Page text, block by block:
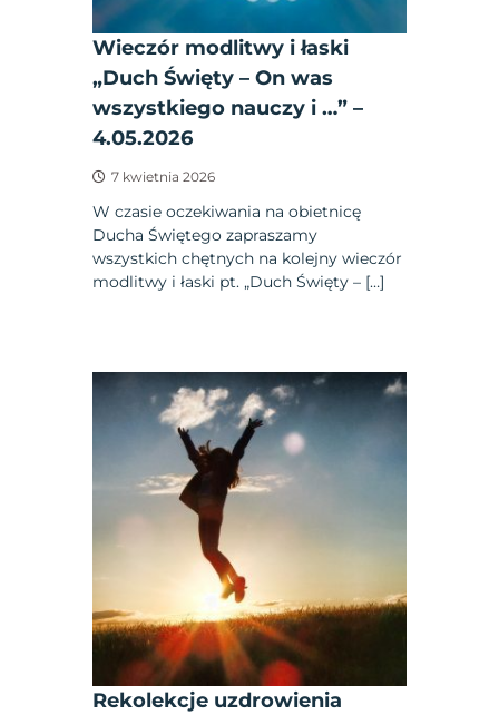
Wieczór modlitwy i łaski
„Duch Święty – On was
wszystkiego nauczy i …” –
4.05.2026
7 kwietnia 2026
W czasie oczekiwania na obietnicę
Ducha Świętego zapraszamy
wszystkich chętnych na kolejny wieczór
modlitwy i łaski pt. „Duch Święty – […]
Rekolekcje uzdrowienia